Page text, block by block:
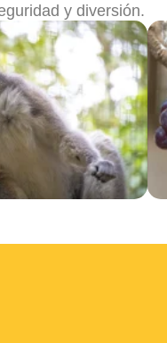
y diversión.